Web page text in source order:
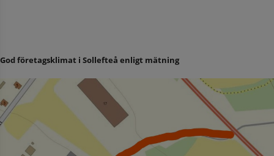
God företagsklimat i Sollefteå enligt mätning